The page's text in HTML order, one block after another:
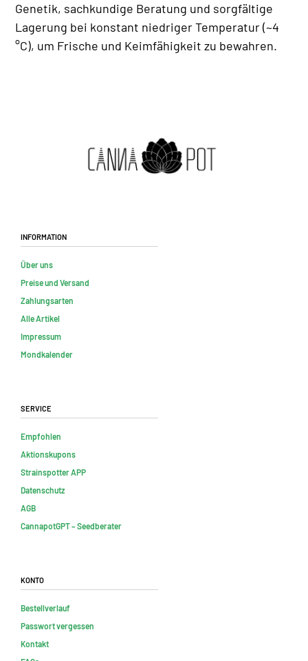
Genetik, sachkundige Beratung und sorgfältige
Lagerung bei konstant niedriger Temperatur (~4
°C), um Frische und Keimfähigkeit zu bewahren.
Information
Über uns
Preise und Versand
Zahlungsarten
Alle Artikel
Impressum
Mondkalender
Service
Empfohlen
Aktionskupons
Strainspotter APP
Datenschutz
AGB
CannapotGPT – Seedberater
Konto
Bestellverlauf
Passwort vergessen
Kontakt